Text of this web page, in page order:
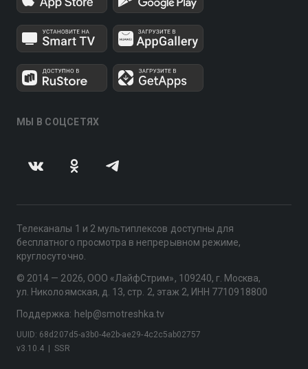
МЫ В СОЦСЕТЯХ
Телеканалы 1 и 2 мультиплексов доступны для
бесплатного просмотра в непрерывном режиме,
круглосуточно.
© 2014 — 2026, ООО «ЛайфСтрим», 109240, г. Москва,
ул. Николоямская, д. 13, стр. 2, этаж 2, ИНН 7710918800
Поддержка: help@smotreshka.tv
v3.10.4 SSR
UUID: 68d207d5-a3b0-4e2b-ae29-4c2c5ab02757